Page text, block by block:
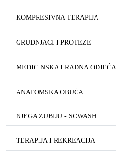
KOMPRESIVNA TERAPIJA
GRUDNJACI I PROTEZE
MEDICINSKA I RADNA ODJEĆA
ANATOMSKA OBUĆA
NJEGA ZUBIJU - SOWASH
TERAPIJA I REKREACIJA